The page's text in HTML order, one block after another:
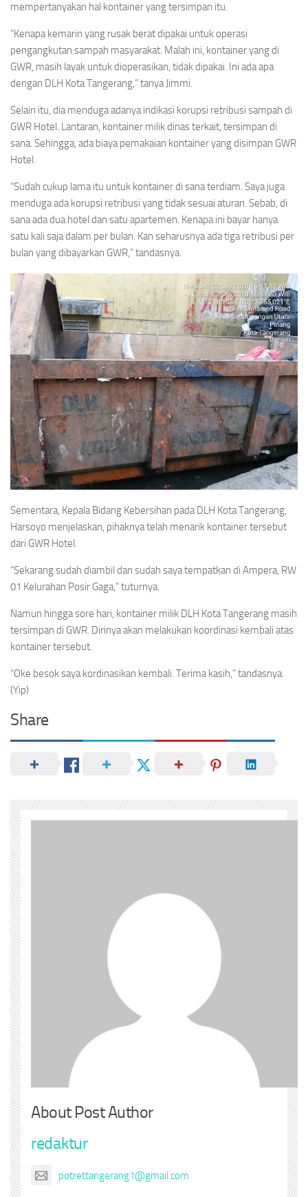
mempertanyakan hal kontainer yang tersimpan itu.
“Kenapa kemarin yang rusak berat dipakai untuk operasi
pengangkutan sampah masyarakat. Malah ini, kontainer yang di
GWR, masih layak untuk dioperasikan, tidak dipakai. Ini ada apa
dengan DLH Kota Tangerang,” tanya Jimmi.
Selain itu, dia menduga adanya indikasi korupsi retribusi sampah di
GWR Hotel. Lantaran, kontainer milik dinas terkait, tersimpan di
sana. Sehingga, ada biaya pemakaian kontainer yang disimpan GWR
Hotel.
“Sudah cukup lama itu untuk kontainer di sana terdiam. Saya juga
menduga ada korupsi retribusi yang tidak sesuai aturan. Sebab, di
sana ada dua hotel dan satu apartemen. Kenapa ini bayar hanya
satu kali saja dalam per bulan. Kan seharusnya ada tiga retribusi per
bulan yang dibayarkan GWR,” tandasnya.
Sementara, Kepala Bidang Kebersihan pada DLH Kota Tangerang,
Harsoyo menjelaskan, pihaknya telah menarik kontainer tersebut
dari GWR Hotel.
“Sekarang sudah diambil dan sudah saya tempatkan di Ampera, RW
01 Kelurahan Posir Gaga,” tuturnya.
Namun hingga sore hari, kontainer milik DLH Kota Tangerang masih
tersimpan di GWR. Dirinya akan melakukan koordinasi kembali atas
kontainer tersebut.
“Oke besok saya kordinasikan kembali. Terima kasih,” tandasnya.
(Yip)
Share
About Post Author
redaktur
potrettangerang1@gmail.com